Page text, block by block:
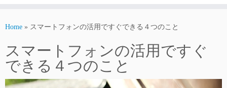
Home » スマートフォンの活用ですぐできる４つのこと
スマートフォンの活用ですぐ
できる４つのこと